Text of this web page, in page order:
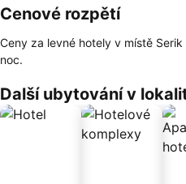
Cenové rozpětí
Ceny za levné hotely v místě Serik
noc.
Další ubytování v